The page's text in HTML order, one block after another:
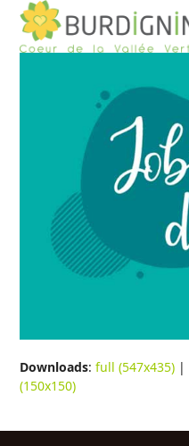
Skip
content
Open
mobile
Close
mobile
Downloads:full (547x435) |
(150x150)